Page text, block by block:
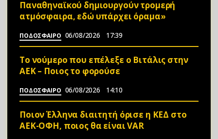
Παναθηναϊκού δημιουργούν τρομερή
ατμόσφαιρα, εδώ υπάρχει όραμα»
ΠΟΔΟΣΦΑΙΡΟ 06/08/2026 17:39
Το νούμερο που επέλεξε ο Βιτάλις στην
ΑΕΚ – Ποιος το φορούσε
ΠΟΔΟΣΦΑΙΡΟ 06/08/2026 14:10
Ποιον Έλληνα διαιτητή όρισε η ΚΕΔ στο
ΑΕΚ-ΟΦΗ, ποιος θα είναι VAR